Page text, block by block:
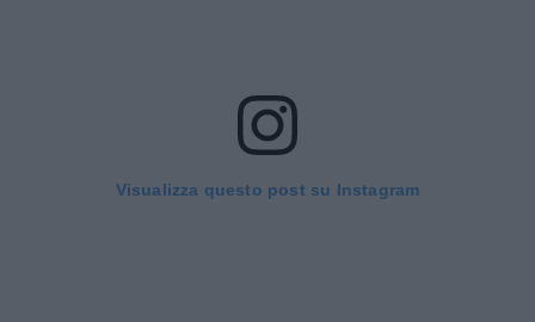
Visualizza questo post su Instagram